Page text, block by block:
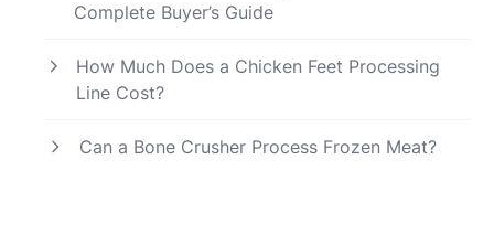
Complete Buyer’s Guide
How Much Does a Chicken Feet Processing
Line Cost?
Can a Bone Crusher Process Frozen Meat?